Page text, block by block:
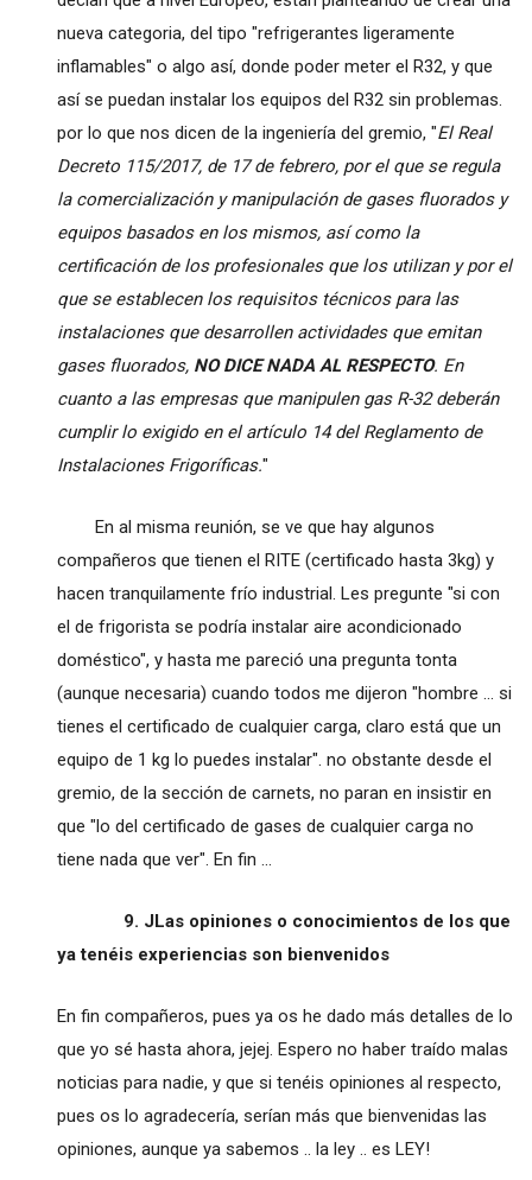
nueva categoria, del tipo "refrigerantes ligeramente
inflamables" o algo así, donde poder meter el R32, y que
así se puedan instalar los equipos del R32 sin problemas.
por lo que nos dicen de la ingeniería del gremio, "El Real
Decreto 115/2017, de 17 de febrero, por el que se regula
la comercialización y manipulación de gases fluorados y
equipos basados en los mismos, así como la
certificación de los profesionales que los utilizan y por el
que se establecen los requisitos técnicos para las
instalaciones que desarrollen actividades que emitan
gases fluorados, NO DICE NADA AL RESPECTO. En
cuanto a las empresas que manipulen gas R-32 deberán
cumplir lo exigido en el artículo 14 del Reglamento de
Instalaciones Frigoríficas."
En al misma reunión, se ve que hay algunos
compañeros que tienen el RITE (certificado hasta 3kg) y
hacen tranquilamente frío industrial. Les pregunte "si con
el de frigorista se podría instalar aire acondicionado
doméstico", y hasta me pareció una pregunta tonta
(aunque necesaria) cuando todos me dijeron "hombre ... si
tienes el certificado de cualquier carga, claro está que un
equipo de 1 kg lo puedes instalar". no obstante desde el
gremio, de la sección de carnets, no paran en insistir en
que "lo del certificado de gases de cualquier carga no
tiene nada que ver". En fin ...
9. JLas opiniones o conocimientos de los que
ya tenéis experiencias son bienvenidos
En fin compañeros, pues ya os he dado más detalles de lo
que yo sé hasta ahora, jejej. Espero no haber traído malas
noticias para nadie, y que si tenéis opiniones al respecto,
pues os lo agradecería, serían más que bienvenidas las
opiniones, aunque ya sabemos .. la ley .. es LEY!